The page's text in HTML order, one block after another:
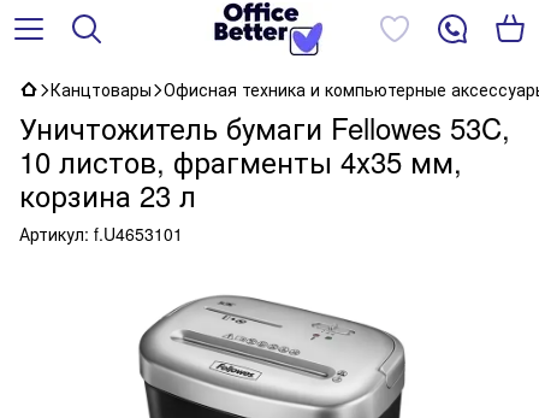
Канцтовары Офисная техника и компьютерные
Уничтожитель бумаги Fellowes 53C,
10 листов, фрагменты 4х35 мм,
корзина 23 л
Артикул: f.U4653101